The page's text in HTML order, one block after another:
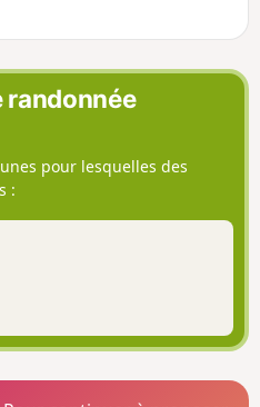
du Monte Gomito,
très aérien et donc
randonnée
pour lesquelles des
: